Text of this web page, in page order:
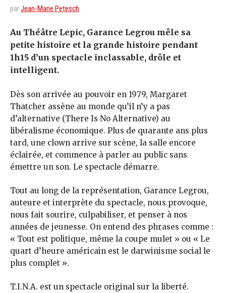
parJean-Marie Petesch
Au Théâtre Lepic, Garance Legrou mêle sa
petite histoire et la grande histoire pendant
1h15 d’un spectacle inclassable, drôle et
intelligent.
Dès son arrivée au pouvoir en 1979, Margaret
Thatcher assène au monde qu’il n’y a pas
d’alternative (There Is No Alternative) au
libéralisme économique. Plus de quarante ans plus
tard, une clown arrive sur scène, la salle encore
éclairée, et commence à parler au public sans
émettre un son. Le spectacle démarre.
Tout au long de la représentation, Garance Legrou,
auteure et interprète du spectacle, nous provoque,
nous fait sourire, culpabiliser, et penser à nos
années de jeunesse. On entend des phrases comme :
« Tout est politique, même la coupe mulet » ou « Le
quart d’heure américain est le darwinisme social le
plus complet ».
T.I.N.A. est un spectacle original sur la liberté.